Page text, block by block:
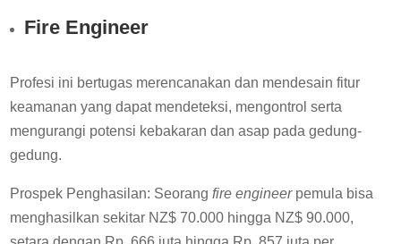
Fire Engineer
Profesi ini bertugas merencanakan dan mendesain fitur
keamanan yang dapat mendeteksi, mengontrol serta
mengurangi potensi kebakaran dan asap pada gedung-
gedung.
Prospek Penghasilan: Seorangfire engineer pemula bisa
menghasilkan sekitar NZ$ 70.000 hingga NZ$ 90.000,